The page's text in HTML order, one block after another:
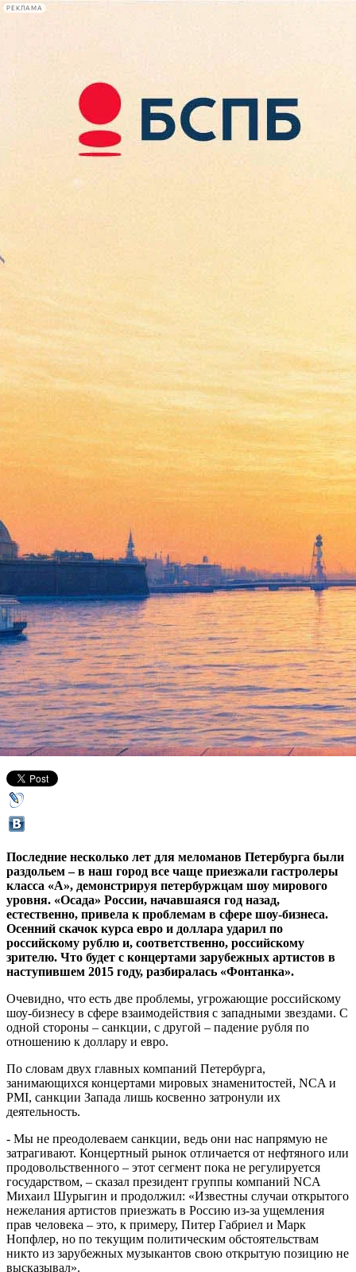
РЕКЛАМА
Сегодня:
2026.08.09
16:43
Афиша Plus
Слезы российского шоу-
бизнеса: плюс 30 процентов
за билет, минус U2 и AC/DC
02 февраля 2015,23:33 Версия для печати
Последние несколько лет для меломанов Петербурга были
раздольем – в наш город все чаще приезжали гастролеры
класса «А», демонстрируя петербуржцам шоу мирового
уровня. «Осада» России, начавшаяся год назад,
естественно, привела к проблемам в сфере шоу-бизнеса.
Осенний скачок курса евро и доллара ударил по
российскому рублю и, соответственно, российскому
зрителю. Что будет с концертами зарубежных артистов в
наступившем 2015 году, разбиралась «Фонтанка».
Очевидно, что есть две проблемы, угрожающие российскому
шоу-бизнесу в сфере взаимодействия с западными звездами. С
одной стороны – санкции, с другой – падение рубля по
отношению к доллару и евро.
По словам двух главных компаний Петербурга,
занимающихся концертами мировых знаменитостей, NCA и
PMI, санкции Запада лишь косвенно затронули их
деятельность.
- Мы не преодолеваем санкции, ведь они нас напрямую не
затрагивают. Концертный рынок отличается от нефтяного или
продовольственного – этот сегмент пока не регулируется
государством, – сказал президент группы компаний NCA
Михаил Шурыгин и продолжил: «Известны случаи открытого
нежелания артистов приезжать в Россию из-за ущемления
прав человека – это, к примеру, Питер Габриел и Марк
Нопфлер, но по текущим политическим обстоятельствам
никто из зарубежных музыкантов свою открытую позицию не
высказывал».